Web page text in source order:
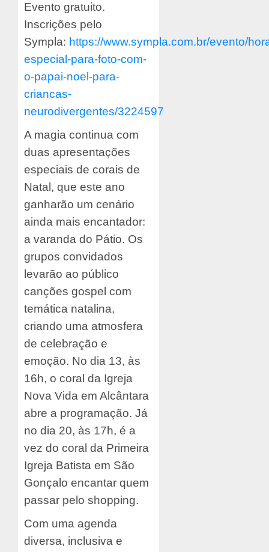
Evento gratuito.
Inscrições pelo
Sympla: https://www.sympla.com.br/evento/
especial-para-foto-com-
o-papai-noel-para-
criancas-
neurodivergentes/3224597
A magia continua com
duas apresentações
especiais de corais de
Natal, que este ano
ganharão um cenário
ainda mais encantador:
a varanda do Pátio. Os
grupos convidados
levarão ao público
canções gospel com
temática natalina,
criando uma atmosfera
de celebração e
emoção. No dia 13, às
16h, o coral da Igreja
Nova Vida em Alcântara
abre a programação. Já
no dia 20, às 17h, é a
vez do coral da Primeira
Igreja Batista em São
Gonçalo encantar quem
passar pelo shopping.
Com uma agenda
diversa, inclusiva e